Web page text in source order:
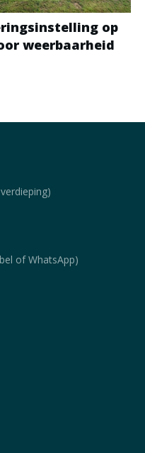
op
weerbaarheid
of WhatsApp)